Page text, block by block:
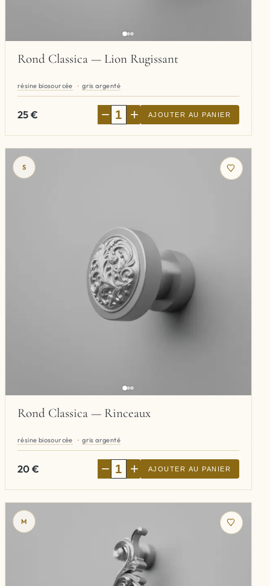
Rond Classica — Lion Rugissant
résine biosourcée gris argenté
25€ − + AJOUTER AU PANIER
S
Rond Classica — Rinceaux
résine biosourcée gris argenté
20€ − + AJOUTER AU PANIER
M